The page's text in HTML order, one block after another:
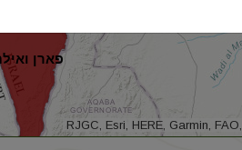
פארן
RJGC, Esri, HERE, Garmin,